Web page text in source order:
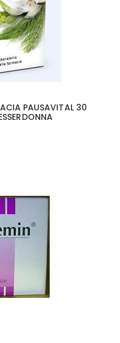
PAUSAVITAL 30